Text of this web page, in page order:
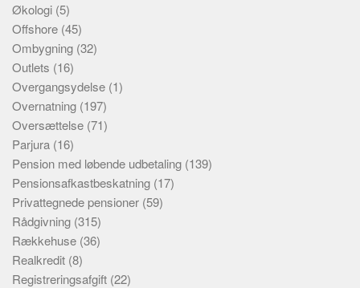
Økologi (5)
Offshore (45)
Ombygning (32)
Outlets (16)
Overgangsydelse (1)
Overnatning (197)
Oversættelse (71)
Parjura (16)
Pension med løbende udbetaling (139)
Pensionsafkastbeskatning (17)
Privattegnede pensioner (59)
Rådgivning (315)
Rækkehuse (36)
Realkredit (8)
Registreringsafgift (22)